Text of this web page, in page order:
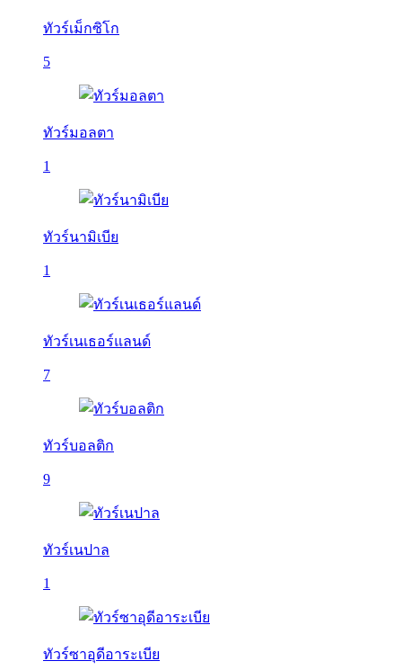
ทัวร์เม็กซิโก
5
ทัวร์มอลตา
1
ทัวร์นามิเบีย
1
ทัวร์เนเธอร์แลนด์
7
ทัวร์บอลติก
9
ทัวร์เนปาล
1
ทัวร์ซาอุดีอาระเบีย